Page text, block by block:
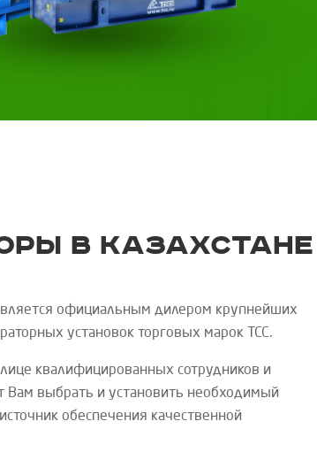
в Казахстане
официальным дилером крупнейших
установок торговых марок
ТСС.
квалифицированных сотрудников и
Вам выбрать и установить необходимый
обеспечения качественной